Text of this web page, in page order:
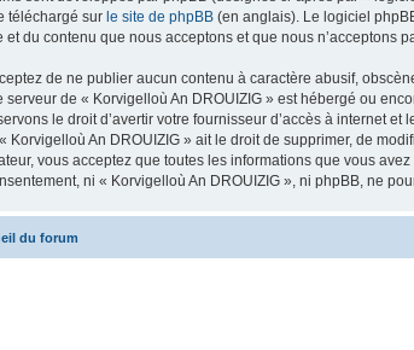
téléchargé sur le site de phpBB (en anglais). Le logiciel
et du contenu que nous acceptons et que nous n’acceptons
de ne publier aucun contenu à caractère abusif,
serveur de « Korvigelloù An DROUIZIG » est hébergé ou
le droit d’avertir votre fournisseur d’accès à internet
Korvigelloù An DROUIZIG » ait le droit de supprimer, de
vous acceptez que toutes les informations que vous
ni « Korvigelloù An DROUIZIG », ni phpBB, ne
du forum